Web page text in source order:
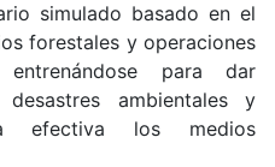
simulado basado en el
forestales y operaciones
para dar
ambientales y
efectiva los medios